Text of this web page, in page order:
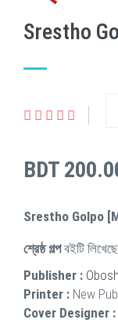
Srestho
BDT
Srestho Golpo
শ্রেষ্ঠ গল্পবইটি
Publisher :
Printer : New
Cover Designer :